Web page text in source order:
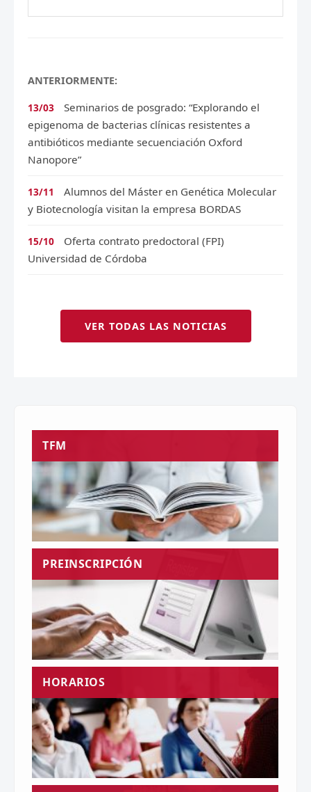
ANTERIORMENTE:
13/03
Seminarios de posgrado: “Explorando el
epigenoma de bacterias clínicas resistentes a
antibióticos mediante secuenciación Oxford
Nanopore”
13/11
Alumnos del Máster en Genética Molecular
y Biotecnología visitan la empresa BORDAS
15/10
Oferta contrato predoctoral (FPI)
Universidad de Córdoba
VER TODAS LAS NOTICIAS
TFM
PREINSCRIPCIÓN
HORARIOS